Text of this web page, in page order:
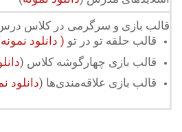
قالب بازی و سرگرمی در کلاس
قالب حلقه تو در تو ( دانلود
قالب بازی چهارگوشه کلاس (
قالب بازی علاقه‌مندی‌ها (دانلود